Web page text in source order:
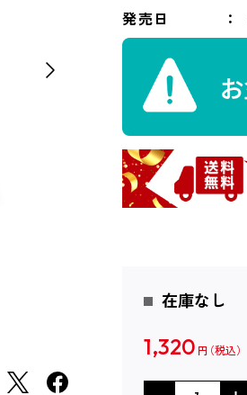
発売日
在庫なし
1,320 円